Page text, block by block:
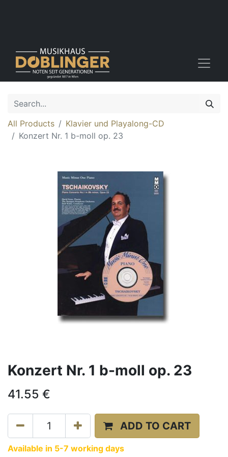
All Products
Klavier und Playalong-CD
Konzert Nr. 1 b-moll op. 23
Konzert Nr. 1 b-moll op. 23
41.55 €
ADD TO CART
Available in 5-7 working days